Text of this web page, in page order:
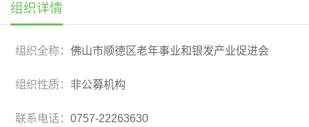
组织详情
组织全称：佛山市顺德区老年事业和银发产业促进会
组织性质： 非公募机构
联系电话：0757-22263630